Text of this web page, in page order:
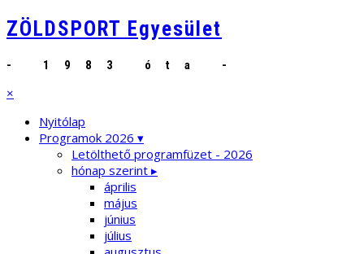
ZÖLDSPORT Egyesület
- 1983 óta -
×
Nyitólap
Programok 2026 ▾
Letölthető programfüzet - 2026
hónap szerint ▸
április
május
június
július